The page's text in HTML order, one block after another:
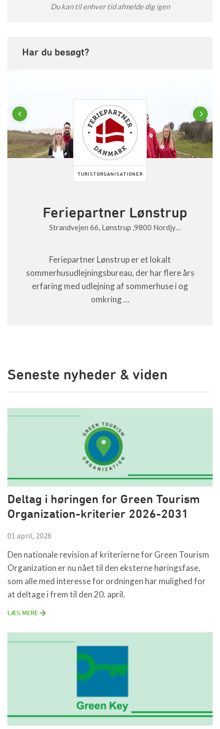
Du kan til enhver tid afmelde dig igen
Har du besøgt?
Previous
TURISTORGANISATIONER
Feriepartner Lønstrup
Strandvejen 66, Lønstrup ,9800 Nordjy…
Feriepartner Lønstrup er et lokalt
sommerhusudlejningsbureau, der har flere års
erfaring med udlejning af sommerhuse i og
omkring …
Next
Seneste nyheder & viden
Deltag i høringen for Green Tourism
Organization-kriterier 2026-2031
01 april, 2026
Den nationale revision af kriterierne for Green Tourism
Organization er nu nået til den eksterne høringsfase,
som alle med interesse for ordningen har mulighed for
at deltage i frem til den 20. april.
LÆS MERE